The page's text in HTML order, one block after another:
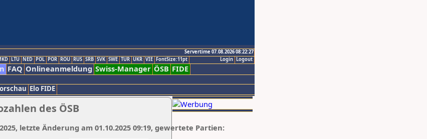
Servertime 07.08.2026 08:22:27
Logout
Login
LTU NED POL POR ROU RUS SRB SVK SWE TUR UKR VIE FontSize:11pt
FAQ Onlineanmeldung Swiss-Manager ÖSB FIDE
Elo FIDE
des ÖSB
letzte Änderung am 01.10.2025 09:19, gewertete Partien: